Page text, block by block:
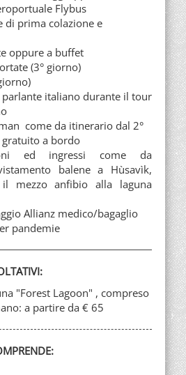
Flybus
di prima colazione e
oppure a buffet
(3° giorno)
parlante italiano durante il tour
come da itinerario dal 2°
a bordo
ed ingressi come da
balene a Hùsavìk,
mezzo anfibio alla laguna
Allianz medico/bagaglio
pandemie
"Forest Lagoon" , compreso
a partire da € 65